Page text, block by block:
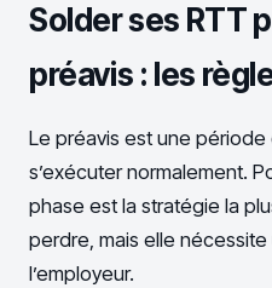
Solder ses RTT
préavis : les
Le préavis est une
s’exécuter normalement.
phase est la stratégie la
perdre, mais elle
l’employeur.